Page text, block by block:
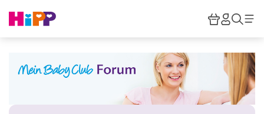
HiPP